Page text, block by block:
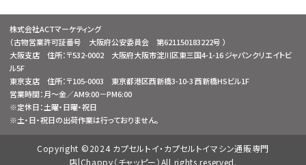
株式会社ACTマーケティング
（古物営業許可証番号 大阪府公安委員会 第621150183222号 ）
大阪支店 住所：〒532-0002 大阪府大阪市淀川区東三国4-1-16 ジャパンクリエイトビ
ル5F
東京支店 住所：〒105-0003 東京都港区西新橋3-10-3 西新橋HSビル1F
営業時間：月～金／AM9:00－PM6:00
※定休日：土曜・日曜・祝日
※土・日・祝日の出荷作業は行っておりません。
Copyright ©2024 カプセルトイ・カプセルトイマシン通販専門
店|Chappy（チャッピー）All rights reserved.